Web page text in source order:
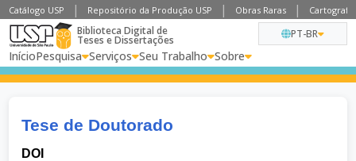
Catálogo USP Repositório da Produção USP Obras Raras
Biblioteca Digital de
Teses e Dissertações
InícioPesquisa Serviços Seu Trabalho Sobre
PT-BR
Tese de Doutorado
DOI